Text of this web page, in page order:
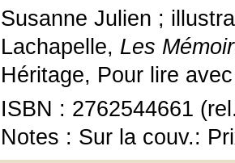
Susanne Julien ;
Lachapelle, Les
Héritage, Pour lire
ISBN : 2762544661
Notes : Sur la couv.: